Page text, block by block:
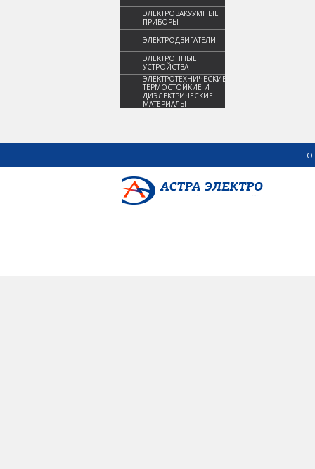
ЭЛЕКТРОВАКУУМНЫЕ
ПРИБОРЫ
ЭЛЕКТРОДВИГАТЕЛИ
ЭЛЕКТРОННЫЕ
УСТРОЙСТВА
ЭЛЕКТРОТЕХНИЧЕСКИЕ,
ТЕРМОСТОЙКИЕ И
ДИЭЛЕКТРИЧЕСКИЕ
МАТЕРИАЛЫ